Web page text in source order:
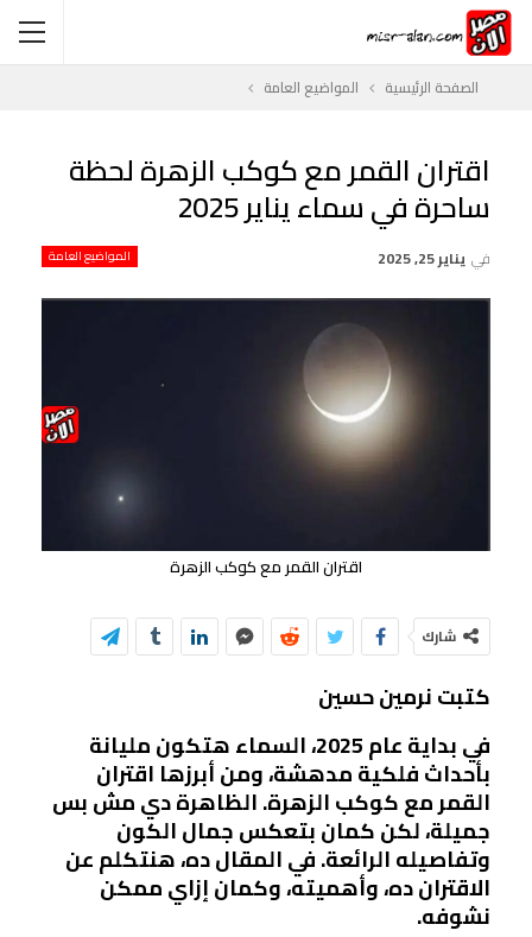
الصفحة الرئيسية المواضيع العامة
اقتران القمر مع كوكب الزهرة لحظة
ساحرة في سماء يناير 2025
المواضيع العامة في يناير 25, 2025
اقتران القمر مع كوكب الزهرة
شارك
كتبت نرمين حسين
في بداية عام 2025، السماء هتكون مليانة
بأحداث فلكية مدهشة، ومن أبرزها اقتران
القمر مع كوكب الزهرة. الظاهرة دي مش بس
جميلة، لكن كمان بتعكس جمال الكون
وتفاصيله الرائعة. في المقال ده، هنتكلم عن
الاقتران ده، وأهميته، وكمان إزاي ممكن
نشوفه.